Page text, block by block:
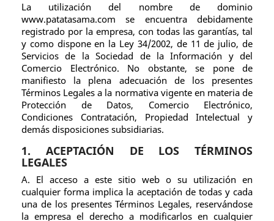
La utilización del nombre de dominio
www.patatasama.com se encuentra debidamente
registrado por la empresa, con todas las garantías, tal
y como dispone en la Ley 34/2002, de 11 de julio, de
Servicios de la Sociedad de la Información y del
Comercio Electrónico. No obstante, se pone de
manifiesto la plena adecuación de los presentes
Términos Legales a la normativa vigente en materia de
Protección de Datos, Comercio Electrónico,
Condiciones Contratación, Propiedad Intelectual y
demás disposiciones subsidiarias.
1. ACEPTACIÓN DE LOS TÉRMINOS
LEGALES
A. El acceso a este sitio web o su utilización en
cualquier forma implica la aceptación de todas y cada
una de los presentes Términos Legales, reservándose
la empresa el derecho a modificarlos en cualquier